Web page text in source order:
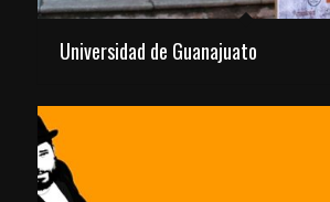
Universidad de Guanajuato